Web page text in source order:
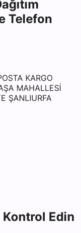
Telefon
KARGO
MAHALLESİ
ŞANLIURFA
Edin